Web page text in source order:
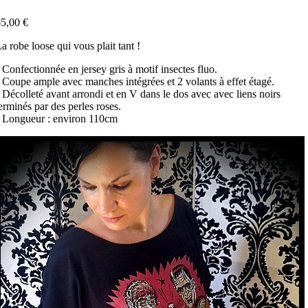
€
robe loose qui vous plait tant !
Confectionnée en jersey gris à motif insectes fluo.
Coupe ample avec manches intégrées et 2 volants à effet étagé.
Décolleté avant arrondi et en V dans le dos avec avec liens noirs
par des perles roses.
Longueur : environ 110cm